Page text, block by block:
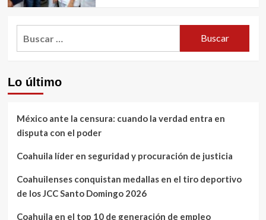
Lo último
México ante la censura: cuando la verdad entra en
disputa con el poder
Coahuila líder en seguridad y procuración de justicia
Coahuilenses conquistan medallas en el tiro deportivo
de los JCC Santo Domingo 2026
Coahuila en el top 10 de generación de empleo